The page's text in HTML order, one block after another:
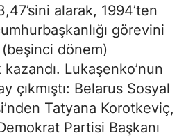
alarak, 1994’ten
görevini
dönem)
Lukaşenko’nun
çıkmıştı: Belarus Sosyal
Tatyana Korotkeviç,
Partisi Başkanı